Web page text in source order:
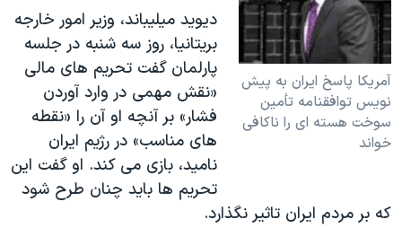
آمريکا پاسخ ايران به پيش
نويس توافقنامه تأمين
سوخت هسته ای را ناکافی
خواند
دیوید میلیباند، وزیر امور خارجه
بریتانیا، روز سه شنبه در جلسه
پارلمان گفت تحریم های مالی
«نقش مهمی در وارد آوردن
فشار» بر آنچه او آن را «نقطه
های مناسب» در رژیم ایران
نامید، بازی می کند. او گفت این
تحریم ها باید چنان طرح شود
که بر مردم ایران تاثیر نگذارد.